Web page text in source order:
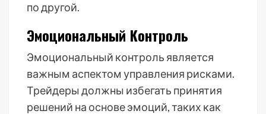
по другой.
Эмоциональный Контроль
Эмоциональный контроль является
важным аспектом управления рисками.
Трейдеры должны избегать принятия
решений на основе эмоций, таких как